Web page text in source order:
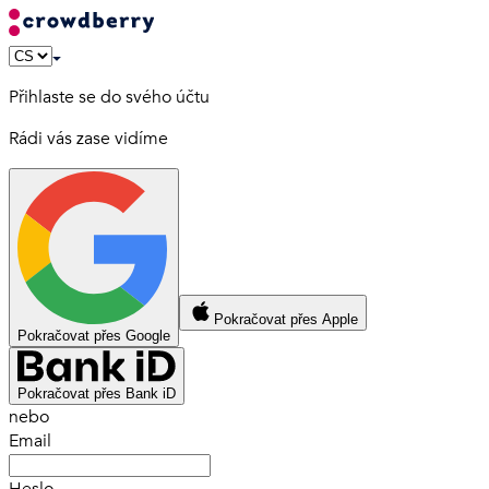
Přihlaste se do svého účtu
Rádi vás zase vidíme
Pokračovat přes Google
Pokračovat přes Apple
Pokračovat přes Bank iD
nebo
Email